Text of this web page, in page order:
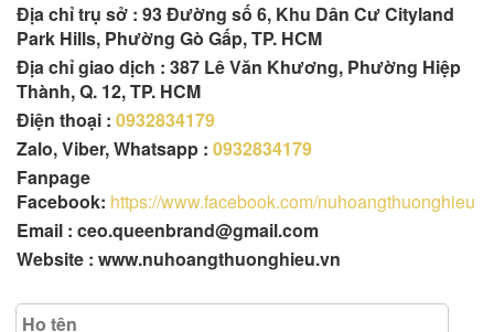
Địa chỉ trụ sở : 93 Đường số 6, Khu Dân Cư Cityland
Park Hills, Phường Gò Gấp, TP. HCM
Địa chỉ giao dịch : 387 Lê Văn Khương, Phường Hiệp
Thành, Q. 12, TP. HCM
Điện thoại : 0932834179
Zalo, Viber, Whatsapp : 0932834179
Fanpage
Facebook: https://www.facebook.com/nuhoangthuonghieu
Email : ceo.queenbrand@gmail.com
Website : www.nuhoangthuonghieu.vn